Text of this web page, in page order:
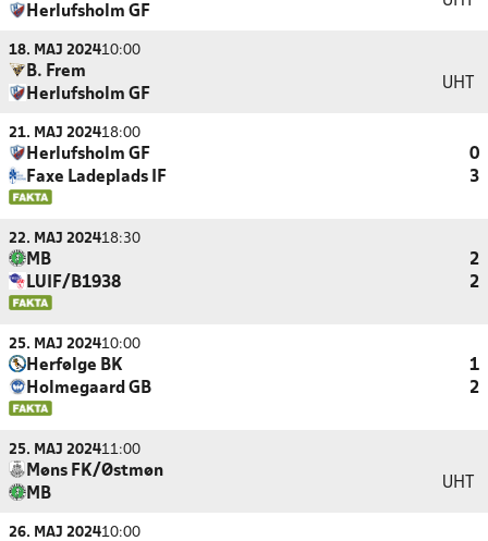
Herlufsholm GF
18. MAJ 202410:00
B. Frem
Herlufsholm GF
UHT
21. MAJ 202418:00
Herlufsholm GF
0
Faxe Ladeplads IF
3
22. MAJ 202418:30
MB
2
LUIF/B1938
2
25. MAJ 202410:00
Herfølge BK
1
Holmegaard GB
2
25. MAJ 202411:00
Møns FK/Østmøn
MB
UHT
26. MAJ 202410:00